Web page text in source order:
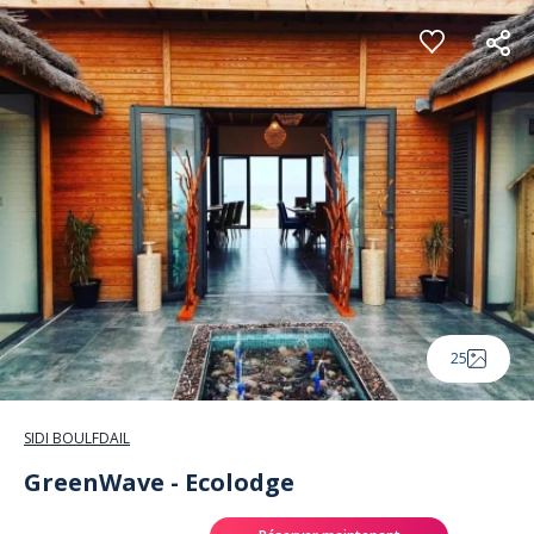
Panneau de gestion des cookies
25
SIDI BOULFDAIL
GreenWave - Ecolodge